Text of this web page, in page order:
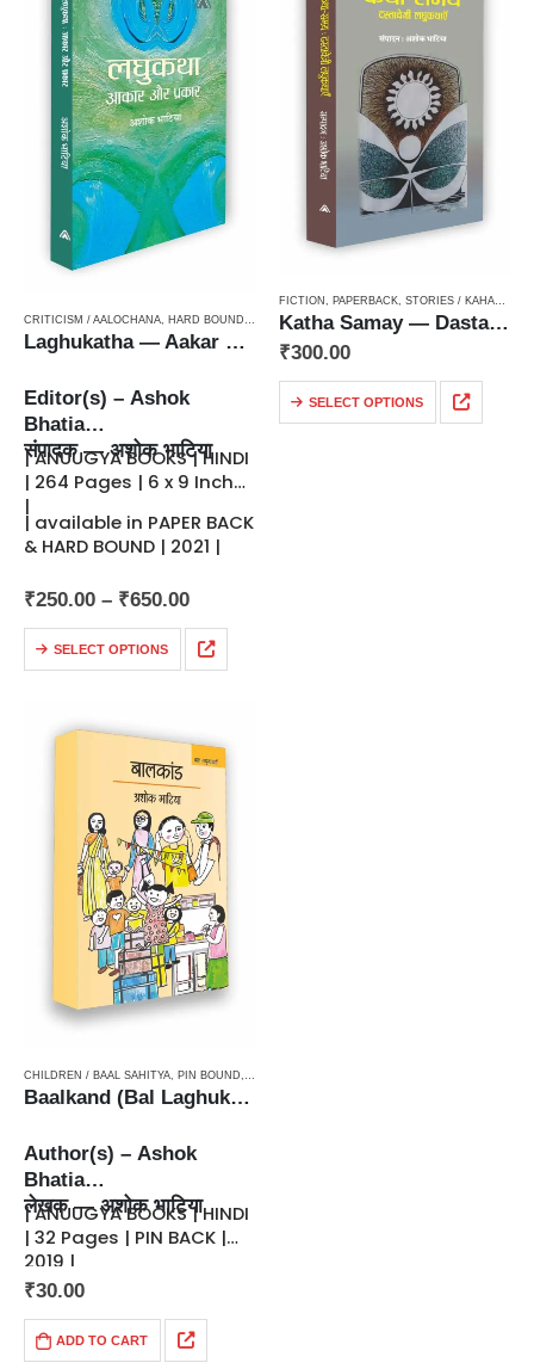
CRITICISM / AALOCHANA HARD BOUND PAPERBACK,STORIETTES / LAGHUKATHA
Laghukatha — Aakar aur Prakar / लघुकथा — आकार और प्रकार
Editor(s) – Ashok
Bhatia
संपादक — अशोक भाटिया
| ANUUGYA BOOKS | HINDI
| 264 Pages | 6 x 9 Inches
|
| available in PAPER BACK
& HARD BOUND | 2021 |
₹250.00 – ₹650.00
SELECT OPTIONS
FICTION PAPERBACK STORIES / KAHANI
Katha Samay — Dastaveji Laghukathain / कथा समय — दस्तावेजी लघुकथाएँ
₹300.00
SELECT OPTIONS
CHILDREN / BAAL SAHITYA PIN BOUND
Baalkand (Bal Laghukathain) / बालकांड (बाल लघुकथाएँ)
Author(s) – Ashok
Bhatia
लेखक — अशोक भाटिया
| ANUUGYA BOOKS | HINDI
| 32 Pages | PIN BACK |
2019 |
| 5.5 x 8.5 Inches | 100
₹30.00
ADD TO CART